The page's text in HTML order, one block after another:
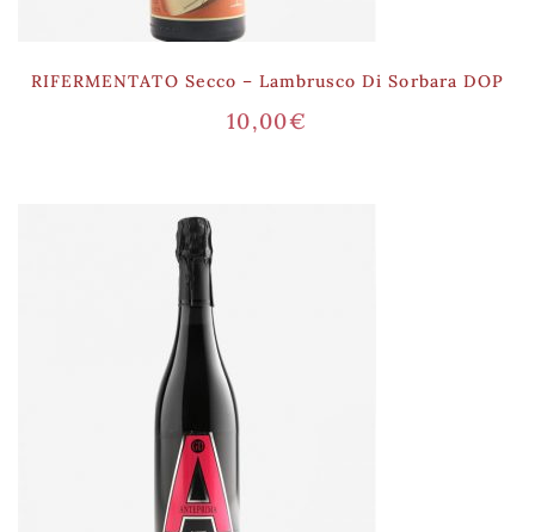
RIFERMENTATO Secco – Lambrusco Di Sorbara DOP
10,00€